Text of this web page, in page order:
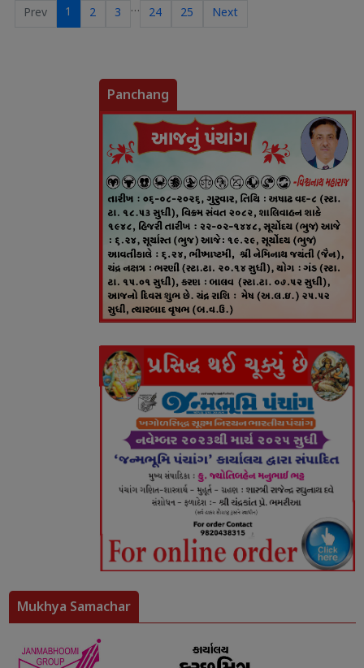
Prev 1 2 3 … 24 25 Next
Panchang
Mukhya Samachar